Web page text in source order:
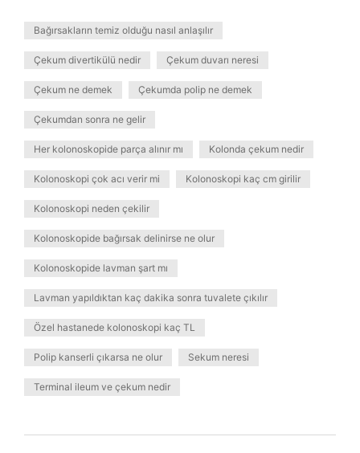
Bağırsakların temiz olduğu nasıl anlaşılır
Çekum divertikülü nedir Çekum duvarı neresi
Çekum ne demek Çekumda polip ne demek
Çekumdan sonra ne gelir
Her kolonoskopide parça alınır mı Kolonda çekum nedir
Kolonoskopi çok acı verir mi Kolonoskopi kaç cm girilir
Kolonoskopi neden çekilir
Kolonoskopide bağırsak delinirse ne olur
Kolonoskopide lavman şart mı
Lavman yapıldıktan kaç dakika sonra tuvalete çıkılır
Özel hastanede kolonoskopi kaç TL
Polip kanserli çıkarsa ne olur Sekum neresi
Terminal ileum ve çekum nedir